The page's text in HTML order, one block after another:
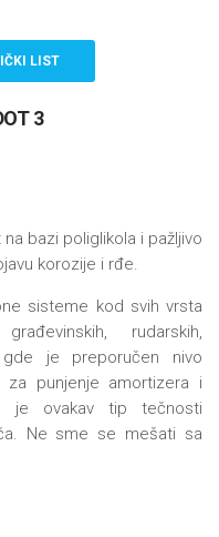
LIST
3
bazi poliglikola i pažljivo
korozije i rđe.
sisteme kod svih vrsta
rudarskih,
je preporučen nivo
za punjenje amortizera i
je ovakav tip tečnosti
Ne sme se mešati sa